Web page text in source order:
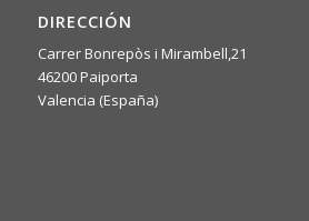
DIRECCIÓN
Carrer Bonrepòs i Mirambell,21
46200 Paiporta
Valencia (España)